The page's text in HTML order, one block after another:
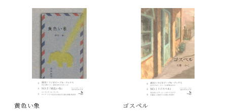
黄色い象 ゴスペル